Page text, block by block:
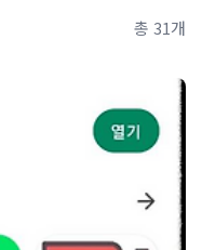
총 31개